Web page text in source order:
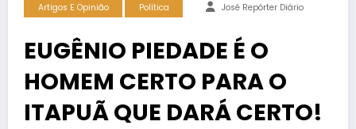
Artigos E Opinião Política José Repórter Diário
EUGÊNIO PIEDADE É O
HOMEM CERTO PARA O
ITAPUÃ QUE DARÁ CERTO!